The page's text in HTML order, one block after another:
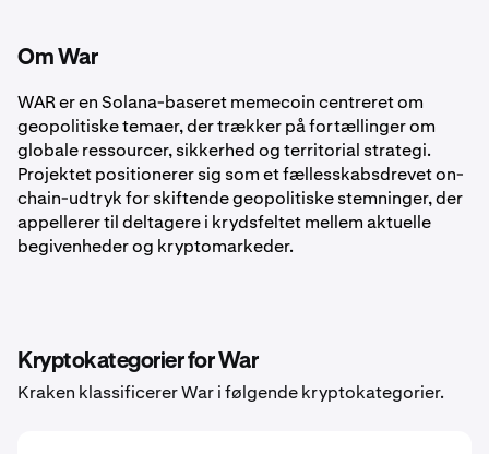
Om War
WAR er en Solana-baseret memecoin centreret om
geopolitiske temaer, der trækker på fortællinger om
globale ressourcer, sikkerhed og territorial strategi.
Projektet positionerer sig som et fællesskabsdrevet on-
chain-udtryk for skiftende geopolitiske stemninger, der
appellerer til deltagere i krydsfeltet mellem aktuelle
begivenheder og kryptomarkeder.
Kryptokategorier for War
Kraken klassificerer War i følgende kryptokategorier.